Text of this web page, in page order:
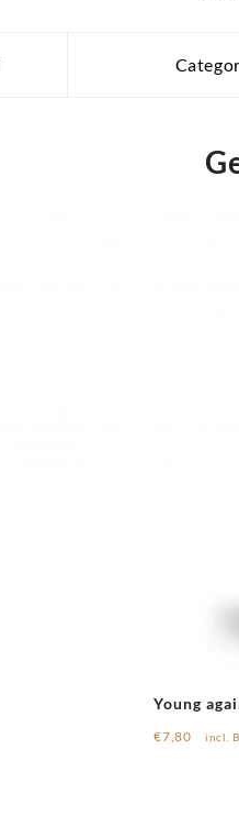
Young
€7,80 incl.